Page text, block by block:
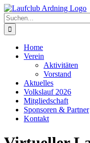
Zum
Inhalt
springen
Suche
nach:
Home
Verein
Aktivitäten
Vorstand
Aktuelles
Volkslauf 2026
Mitgliedschaft
Sponsoren & Partner
Kontakt